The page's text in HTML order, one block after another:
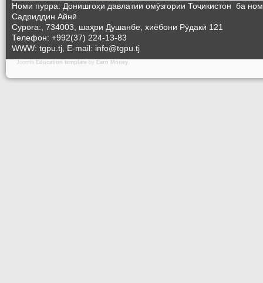
Номи пурра: Донишгоҳи давлатии омӯзгории Тоҷикистон ба
Садриддин Айнӣ
Суроға:, 734003, шаҳри Душанбе, хиёбони Рӯдакӣ 121
Телефон: +992(37) 224-13-83
WWW: tgpu.tj, E-mail: info@tgpu.tj
Joomla Education template by Earn Money